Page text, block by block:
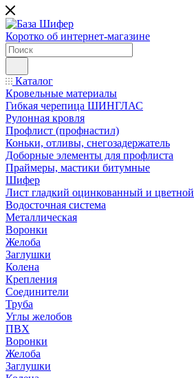
Коротко об интернет-магазине
Каталог
Кровельные материалы
Гибкая черепица ШИНГЛАС
Рулонная кровля
Профлист (профнастил)
Коньки, отливы, снегозадержатель
Доборные элементы для профлиста
Праймеры, мастики битумные
Шифер
Лист гладкий оцинкованный и цветной
Водосточная система
Металлическая
Воронки
Желоба
Заглушки
Колена
Крепления
Соединители
Труба
Углы желобов
ПВХ
Воронки
Желоба
Заглушки